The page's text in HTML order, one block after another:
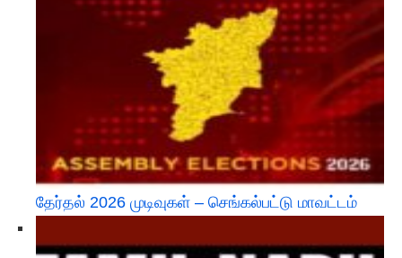
தேர்தல் 2026 முடிவுகள் – செங்கல்பட்டு மாவட்டம்